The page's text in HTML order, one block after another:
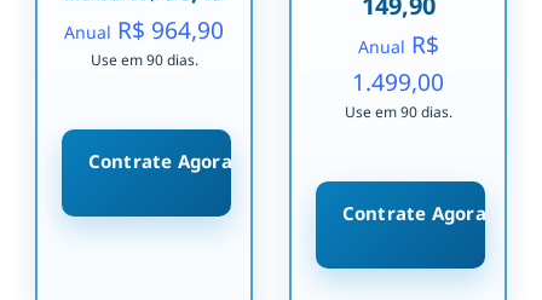
Anual R$ 964,90
Use em 90 dias.
Contrate Agora
Anual R$
1.499,00
Use em 90 dias.
Contrate Agora